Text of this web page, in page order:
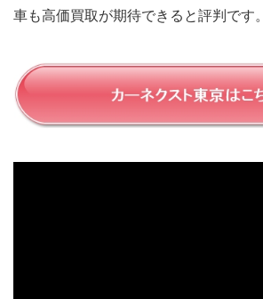
車も高価買取が期待できると評判です。